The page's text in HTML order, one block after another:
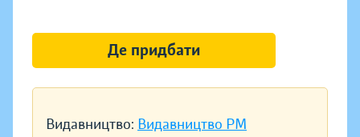
Видавництво: Видавництво РМ
Де придбати